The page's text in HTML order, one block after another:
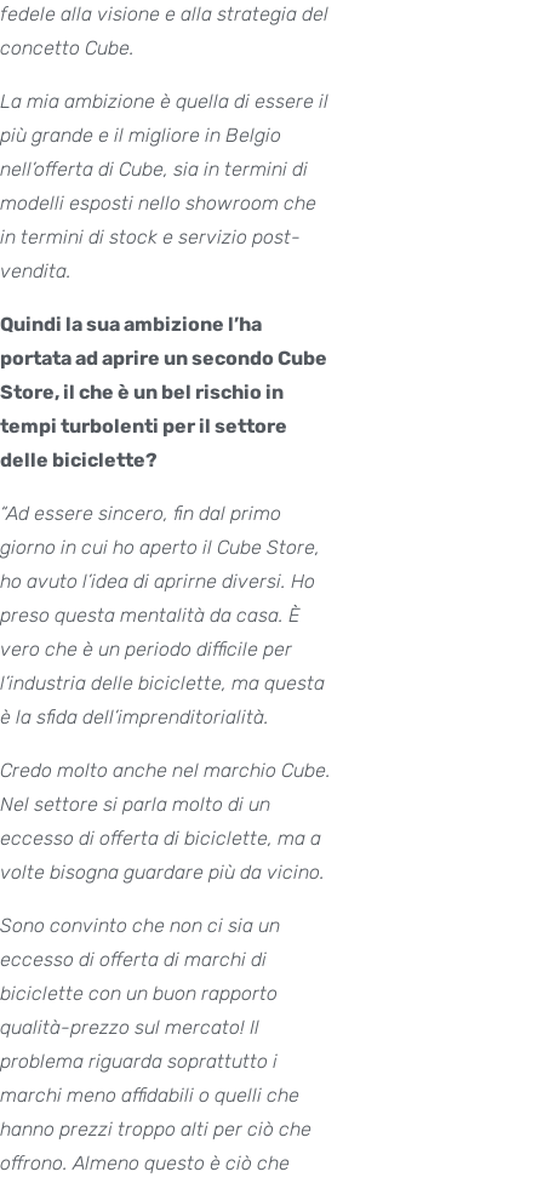
fedele alla visione e alla strategia del
concetto Cube.
La mia ambizione è quella di essere il
più grande e il migliore in Belgio
nell’offerta di Cube, sia in termini di
modelli esposti nello showroom che
in termini di stock e servizio post-
vendita.
Quindi la sua ambizione l’ha
portata ad aprire un secondo Cube
Store, il che è un bel rischio in
tempi turbolenti per il settore
delle biciclette?
“Ad essere sincero, fin dal primo
giorno in cui ho aperto il Cube Store,
ho avuto l’idea di aprirne diversi. Ho
preso questa mentalità da casa. È
vero che è un periodo difficile per
l’industria delle biciclette, ma questa
è la sfida dell’imprenditorialità.
Credo molto anche nel marchio Cube.
Nel settore si parla molto di un
eccesso di offerta di biciclette, ma a
volte bisogna guardare più da vicino.
Sono convinto che non ci sia un
eccesso di offerta di marchi di
biciclette con un buon rapporto
qualità-prezzo sul mercato! Il
problema riguarda soprattutto i
marchi meno affidabili o quelli che
hanno prezzi troppo alti per ciò che
offrono. Almeno questo è ciò che